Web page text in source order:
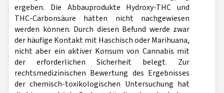
ergeben. Die Abbauprodukte Hydroxy-THC und
THC-Carbonsäure hätten nicht nachgewiesen
werden können. Durch diesen Befund werde zwar
der häufige Kontakt mit Haschisch oder Marihuana,
nicht aber ein aktiver Konsum von Cannabis mit
der erforderlichen Sicherheit belegt. Zur
rechtsmedizinischen Bewertung des Ergebnisses
der chemisch-toxikologischen Untersuchung hat